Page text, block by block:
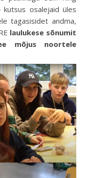
kutsus osalejaid üles
tagasisidet andma,
laulukese sõnumit
mõjus noortele